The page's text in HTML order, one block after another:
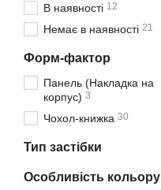
В наявності 12
Немає в наявності 21
Форм-фактор
Панель (Накладка на
корпус) 3
Чохол-книжка 30
Тип застібки
Особливість кольору